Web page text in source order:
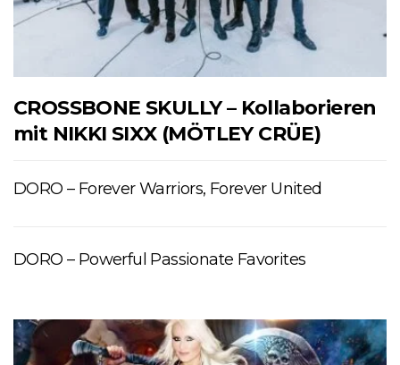
CROSSBONE SKULLY – Kollaborieren
mit NIKKI SIXX (MÖTLEY CRÜE)
DORO – Forever Warriors, Forever United
DORO – Powerful Passionate Favorites